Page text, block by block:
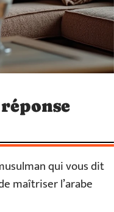
qui vous dit
maîtriser l’arabe